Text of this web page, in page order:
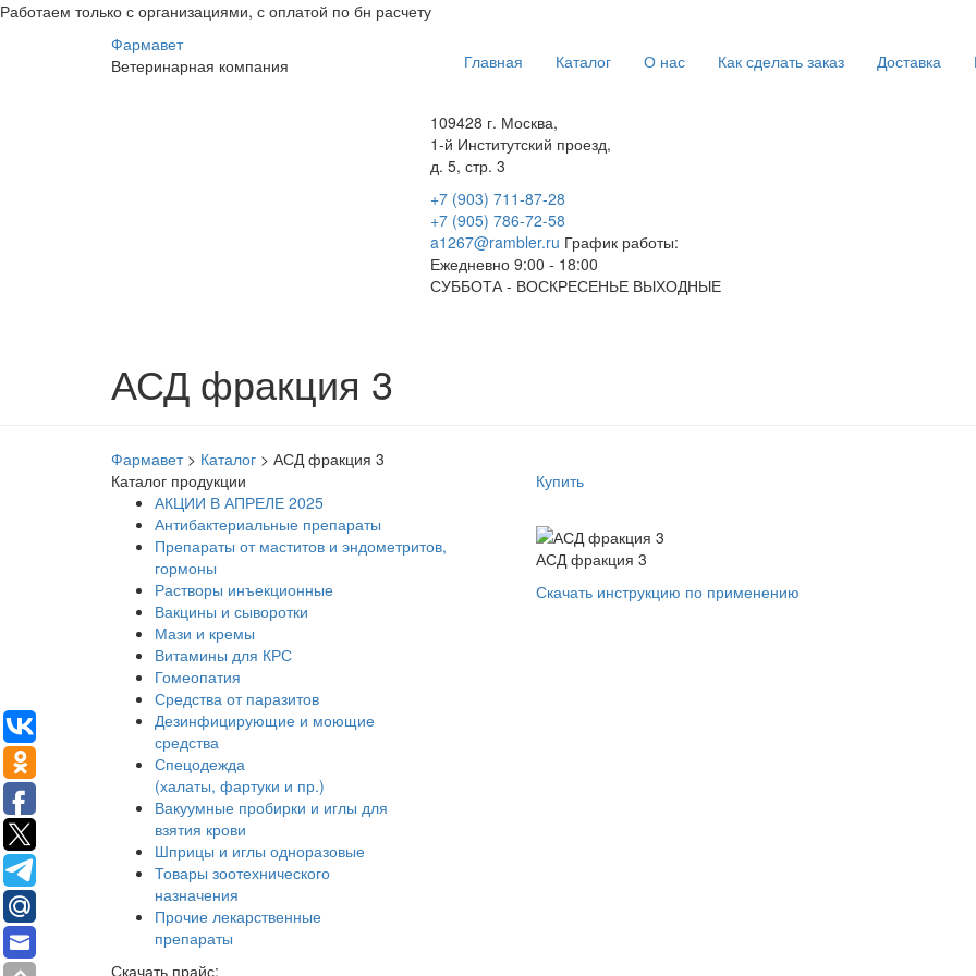
Работаем только с организациями, с оплатой по бн расчету
Фармавет
Ветеринарная компания Главная Каталог О нас Как сделать заказ Доставка
109428 г. Москва,
1-й Институтский проезд,
д. 5, стр. 3
+7 (903) 711-87-28
+7 (905) 786-72-58
a1267@rambler.ru График работы:
Ежедневно 9:00 - 18:00
СУББОТА - ВОСКРЕСЕНЬЕ ВЫХОДНЫЕ
АСД фракция 3
Фармавет> Каталог > АСД фракция 3
Каталог продукции
АКЦИИ В АПРЕЛЕ 2025
Антибактериальные препараты
Препараты от маститов и эндометритов,
гормоны
Растворы инъекционные
Вакцины и сыворотки
Мази и кремы
Витамины для КРС
Гомеопатия
Средства от паразитов
Дезинфицирующие и моющие
средства
Спецодежда
(халаты, фартуки и пр.)
Вакуумные пробирки и иглы для
взятия крови
Шприцы и иглы одноразовые
Товары зоотехнического
назначения
Прочие лекарственные
препараты
Скачать прайс:
Купить
АСД фракция 3
Скачать инструкцию по применению